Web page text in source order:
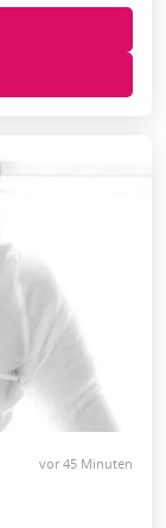
vor 45 Minuten